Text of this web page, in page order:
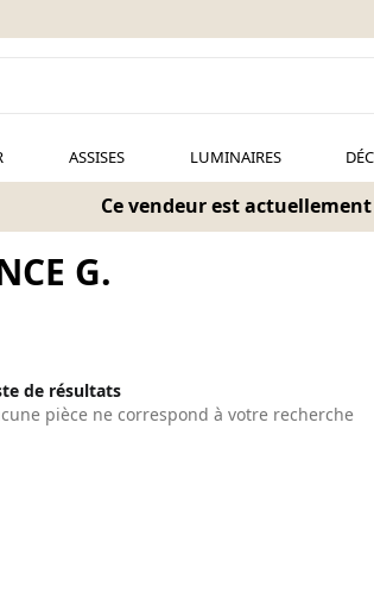
ASSISES LUMINAIRES
Ce vendeur est
G.
de résultats
pièce ne correspond à votre recherche